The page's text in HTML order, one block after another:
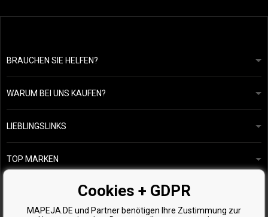
BRAUCHEN SIE HELFEN?
info@mapeja.de
Wir werden innerhalb von 24 Stunden antworten.
WARUM BEI UNS KAUFEN?
Allgemeine geschäftsbedingungen
Datenschutzerklärung
Übersicht über Zahlungen und Versand
Rückgabe von Waren
LIEBLINGSLINKS
Unsere Geschichte
Kostenlose Produktproben
TOP MARKEN
Kérastase
Wella Professionals
Zenz Organic
Cookies + GDPR
MAPEJA.DE und Partner benötigen Ihre Zustimmung zur